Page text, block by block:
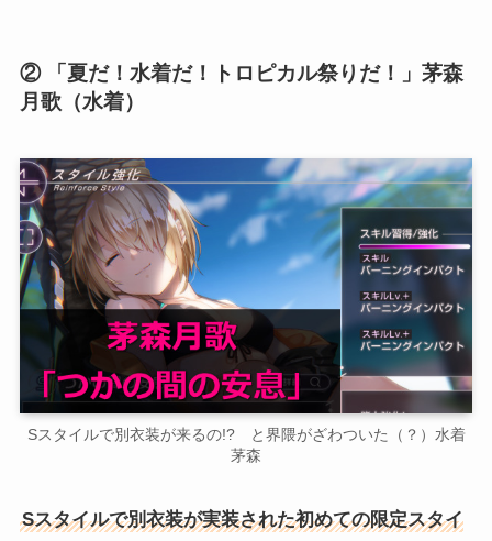
② 「夏だ！水着だ！トロピカル祭りだ！」茅森
月歌（水着）
Sスタイルで別衣装が来るの!? と界隈がざわついた（？）水着
茅森
Sスタイルで別衣装が実装された初めての限定スタイ